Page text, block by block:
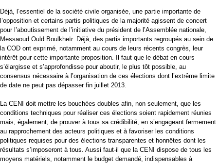
Déjà, l’essentiel de la société civile organisée, une partie importante de
l’opposition et certains partis politiques de la majorité agissent de concert
pour l’aboutissement de l’initiative du président de l’Assemblée nationale,
Messaoud Ould Boulkheïr. Déjà, des partis importants regroupés au sein de
la COD ont exprimé, notamment au cours de leurs récents congrès, leur
intérêt pour cette importante proposition. Il faut que le débat en cours
s’élargisse et s’approfondisse pour aboutir, le plus tôt possible, au
consensus nécessaire à l’organisation de ces élections dont l’extrême limite
de date ne peut pas dépasser fin juillet 2013.
La CENI doit mettre les bouchées doubles afin, non seulement, que les
conditions techniques pour réaliser ces élections soient rapidement réunies
mais, également, de prouver à tous sa crédibilité, en s’engageant fermement
au rapprochement des acteurs politiques et à favoriser les conditions
politiques requises pour des élections transparentes et honnêtes dont les
résultats s’imposeront à tous. Aussi faut-il que la CENI dispose de tous les
moyens matériels, notamment le budget demandé, indispensables à